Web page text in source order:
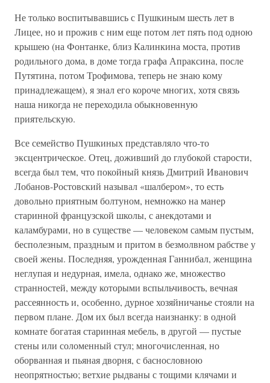
Не только воспитывавшись с Пушкиным шесть лет в
Лицее, но и прожив с ним еще потом лет пять под одною
крышею (на Фонтанке, близ Калинкина моста, против
родильного дома, в доме тогда графа Апраксина, после
Путятина, потом Трофимова, теперь не знаю кому
принадлежащем), я знал его короче многих, хотя связь
наша никогда не переходила обыкновенную
приятельскую.
Все семейство Пушкиных представляло что-то
эксцентрическое. Отец, доживший до глубокой старости,
всегда был тем, что покойный князь Дмитрий Иванович
Лобанов-Ростовский называл «шалбером», то есть
довольно приятным болтуном, немножко на манер
старинной французской школы, с анекдотами и
каламбурами, но в существе — человеком самым пустым,
бесполезным, праздным и притом в безмолвном рабстве у
своей жены. Последняя, урожденная Ганнибал, женщина
неглупая и недурная, имела, однако же, множество
странностей, между которыми вспыльчивость, вечная
рассеянность и, особенно, дурное хозяйничанье стояли на
первом плане. Дом их был всегда наизнанку: в одной
комнате богатая старинная мебель, в другой — пустые
стены или соломенный стул; многочисленная, но
оборванная и пьяная дворня, с баснословною
неопрятностью; ветхие рыдваны с тощими клячами и